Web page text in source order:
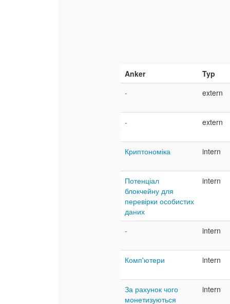
Anker
Typ
-
extern
- extern
Криптономіка intern
Потенціал
блокчейну для
перевірки особистих
даних
intern
- intern
Комп'ютери intern
За рахунок чого
монетизуються
intern